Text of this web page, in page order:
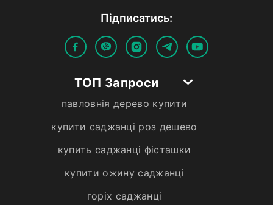
Пiдписатись:
ТОП Запроси
павловнія дерево купити
купити саджанці роз дешево
купить саджанці фісташки
купити ожину саджанці
горіх саджанці